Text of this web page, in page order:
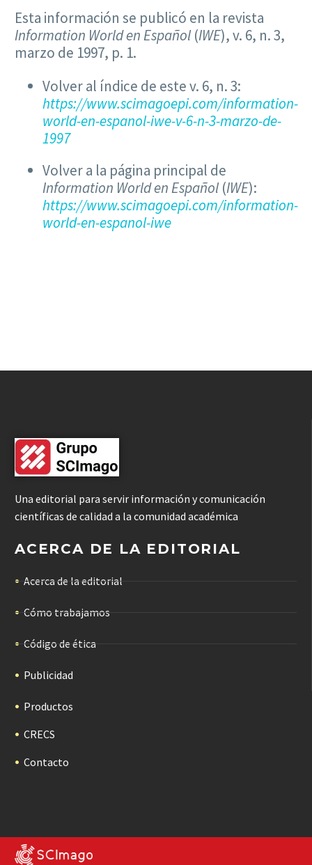
Esta información se publicó en la revista
Information World en Español (IWE), v. 6, n. 3,
marzo de 1997, p. 1.
Volver al índice de este v. 6, n. 3:
https://www.scimagoepi.com/information-
world-en-espanol-iwe-v-6-n-3-marzo-de-
1997
Volver a la página principal de
Information World en Español (IWE):
https://www.scimagoepi.com/information-
world-en-espanol-iwe
Una editorial para servir información y comunicación
científicas de calidad a la comunidad académica
ACERCA DE LA EDITORIAL
Acerca de la editorial
Cómo trabajamos
Código de ética
Publicidad
Productos
CRECS
Contacto